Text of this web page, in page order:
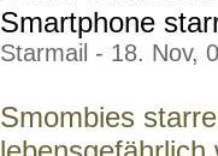
Smartphone
Starmail - 18. Nov,
Smombies